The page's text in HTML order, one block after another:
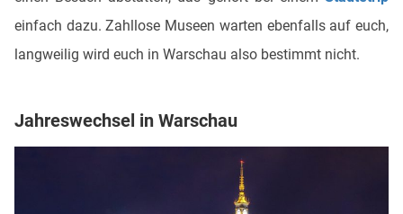
einfach dazu. Zahllose Museen warten ebenfalls auf euch,
langweilig wird euch in Warschau also bestimmt nicht.
Jahreswechsel in Warschau